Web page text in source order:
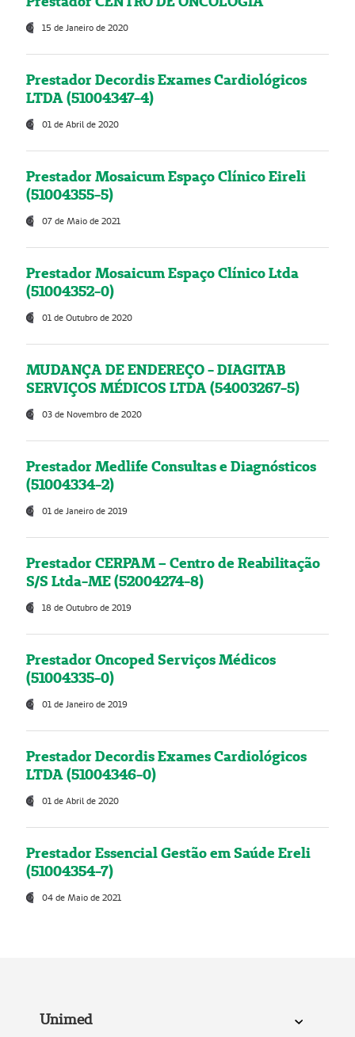
15 de Janeiro de 2020
Prestador Decordis Exames Cardiológicos
LTDA (51004347-4)
01 de Abril de 2020
Prestador Mosaicum Espaço Clínico Eireli
(51004355-5)
07 de Maio de 2021
Prestador Mosaicum Espaço Clínico Ltda
(51004352-0)
01 de Outubro de 2020
MUDANÇA DE ENDEREÇO - DIAGITAB
SERVIÇOS MÉDICOS LTDA (54003267-5)
03 de Novembro de 2020
Prestador Medlife Consultas e Diagnósticos
(51004334-2)
01 de Janeiro de 2019
Prestador CERPAM – Centro de Reabilitação
S/S Ltda-ME (52004274-8)
18 de Outubro de 2019
Prestador Oncoped Serviços Médicos
(51004335-0)
01 de Janeiro de 2019
Prestador Decordis Exames Cardiológicos
LTDA (51004346-0)
01 de Abril de 2020
Prestador Essencial Gestão em Saúde Ereli
(51004354-7)
04 de Maio de 2021
Unimed